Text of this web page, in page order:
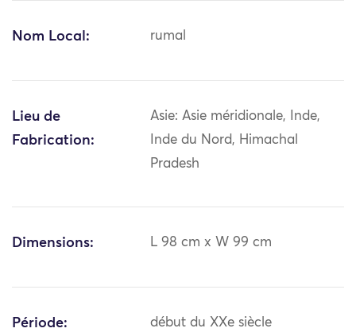
Nom Local: rumal
Lieu de
Fabrication:
Asie: Asie méridionale, Inde,
Inde du Nord, Himachal
Pradesh
Dimensions: L 98 cm x W 99 cm
Période: début du XXe siècle